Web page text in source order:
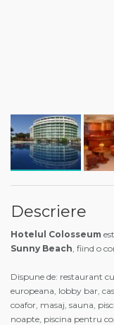
Descriere
Hotelul Colosseum
Sunny Beach , fiind o
Dispune de: restaurant
europeana, lobby bar,
coafor, masaj, sauna,
noapte, piscina pentru